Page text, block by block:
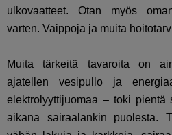
ulkovaatteet. Otan myös
varten. Vaippoja ja muita
Muita tärkeitä tavaroita on
ajatellen vesipullo ja
elektrolyyttijuomaa – toki pientä
aikana sairaalankin puolesta.